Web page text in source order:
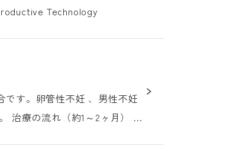
・お薬代が別途かかる場合があります Assisted Reproductive Technology
す。卵管性不妊 、男性不妊